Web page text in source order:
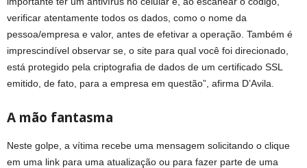
verificar atentamente todos os dados, como o nome da
pessoa/empresa e valor, antes de efetivar a operação. Também é
imprescindível observar se, o site para qual você foi direcionado,
está protegido pela criptografia de dados de um certificado SSL
emitido, de fato, para a empresa em questão”, afirma D’Avila.
A mão fantasma
Neste golpe, a vítima recebe uma mensagem solicitando o clique
em uma link para uma atualização ou para fazer parte de uma